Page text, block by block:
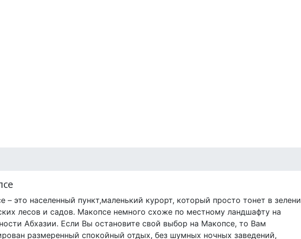
– это населенный пункт,маленький курорт, который просто тонет в зелени
лесов и садов. Макопсе немного схоже по местному ландшафту на
Абхазии. Если Вы остановите свой выбор на Макопсе, то Вам
размеренный спокойный отдых, без шумных ночных заведений,